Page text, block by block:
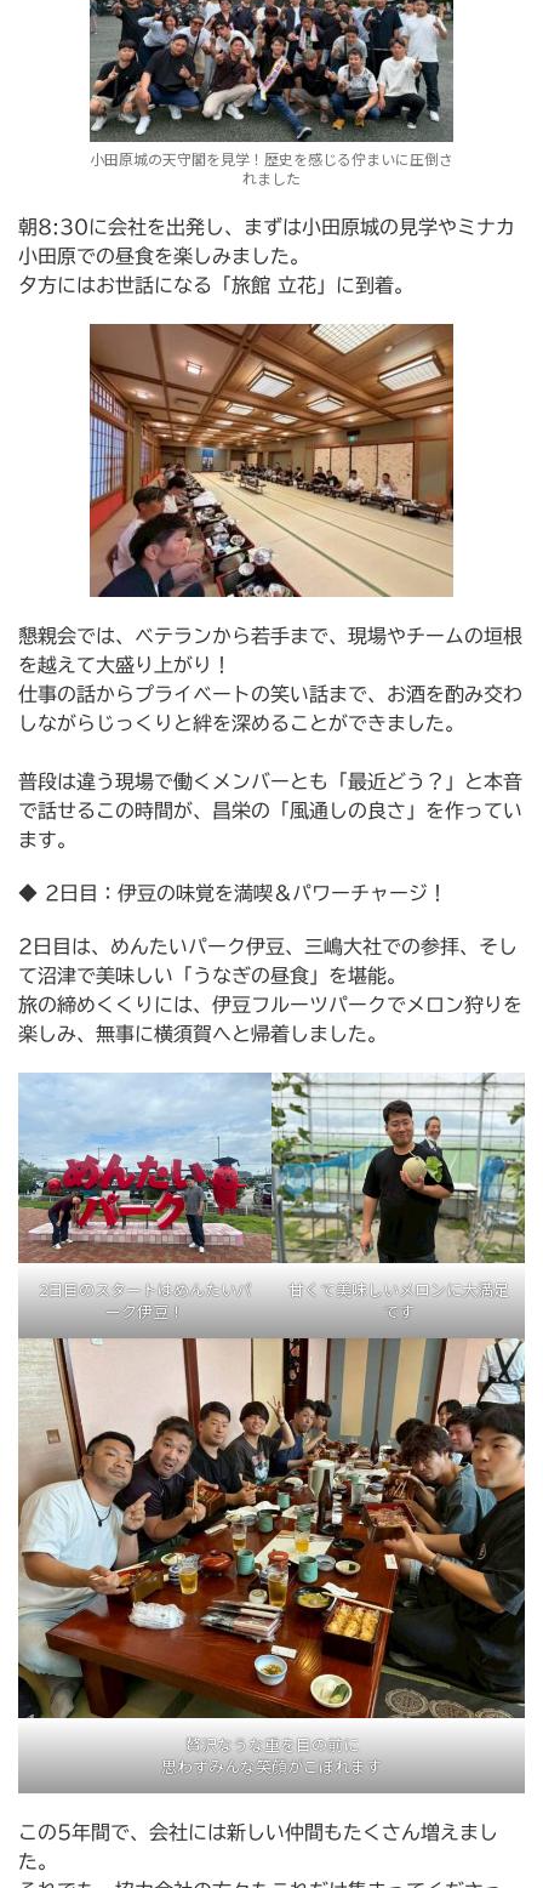
小田原城の天守閣を見学！歴史を感じる佇まいに圧倒さ
れました
朝8:30に会社を出発し、まずは小田原城の見学やミナカ
小田原での昼食を楽しみました。
夕方にはお世話になる「旅館 立花」に到着。
懇親会では、ベテランから若手まで、現場やチームの垣根
を越えて大盛り上がり！
仕事の話からプライベートの笑い話まで、お酒を酌み交わ
しながらじっくりと絆を深めることができました。
普段は違う現場で働くメンバーとも「最近どう？」と本音
で話せるこの時間が、昌栄の「風通しの良さ」を作ってい
ます。
◆ 2日目：伊豆の味覚を満喫＆パワーチャージ！
2日目は、めんたいパーク伊豆、三嶋大社での参拝、そし
て沼津で美味しい「うなぎの昼食」を堪能。
旅の締めくくりには、伊豆フルーツパークでメロン狩りを
楽しみ、無事に横須賀へと帰着しました。
2日目のスタートはめんたいパ
ーク伊豆！
甘くて美味しいメロンに大満足
です
贅沢なうな重を目の前に
思わずみんな笑顔がこぼれます
この5年間で、会社には新しい仲間もたくさん増えまし
た。